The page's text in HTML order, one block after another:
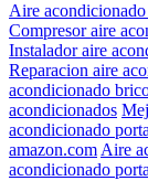
Aire
Compresor aire
Instalador aire
Reparacion aire
acondicionado
acondicionados
acondicionado
amazon.com Aire
acondicionado